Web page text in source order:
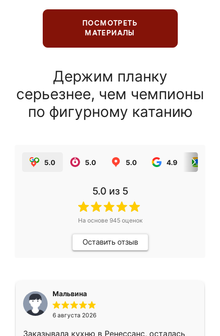
ПОСМОТРЕТЬ
МАТЕРИАЛЫ
Держим планку
серьезнее, чем чемпионы
по фигурному катанию
5.0 5.0 5.0 4.9
5.0 из 5
На основе 945оценок
Оставить отзыв
Мальвина
6 августа 2026
Заказывала кухню в Ренессанс, осталась